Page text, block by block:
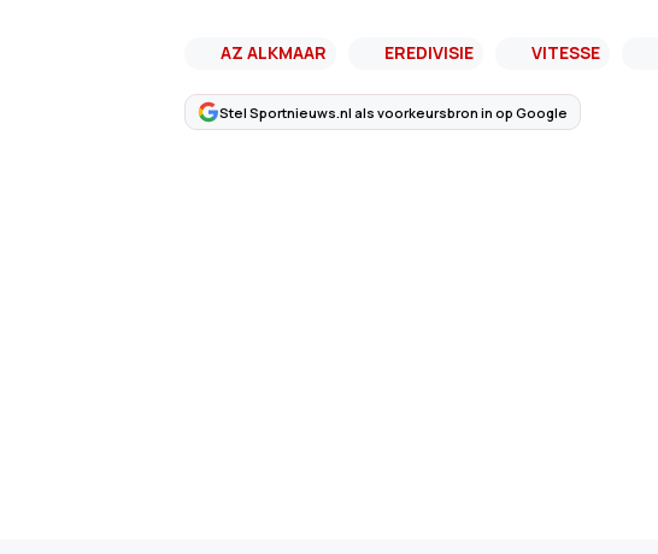
AZ ALKMAAR EREDIVISIE VITESSE
Stel Sportnieuws.nl als voorkeursbron in op Google